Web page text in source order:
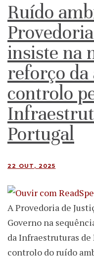
Ruído
insiste na
reforço da
controlo
Portugal
22 OUT, 2025
A Provedoria de
Governo na
da Infraestruturas de
controlo do ruído